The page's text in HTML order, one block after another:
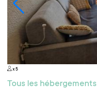
x 5
Tous les hébergements